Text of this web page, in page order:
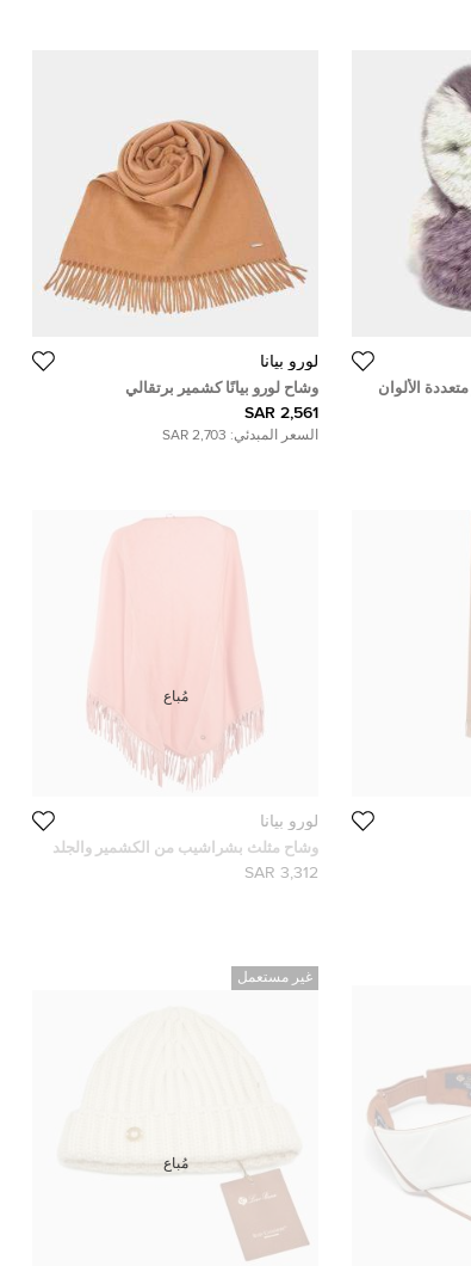
الألوان
لورو بيانا
وشاح لورو بيانًا كشمير برتقالي
2,561 SAR
السعر المبدئي: 2,703 SAR
لورو بيانا
وشاح مثلث بشراشيب من الكشمير والجلد
وردي لورو بيانا
3,312 SAR
مُباع
غير مستعمل
مُباع